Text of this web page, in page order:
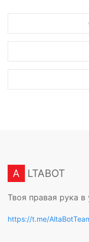
A LTABOT
Твоя правая рука
https://t.me/